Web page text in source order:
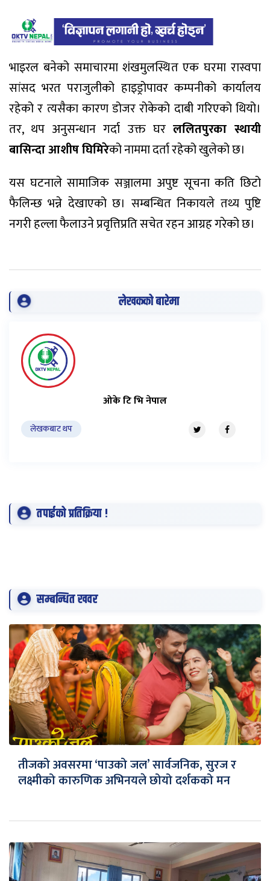
भाइरल बनेको समाचारमा शंखमुलस्थित एक घरमा रास्वपा
सांसद भरत पराजुलीको हाइड्रोपावर कम्पनीको कार्यालय
रहेको र त्यसैका कारण डोजर रोकेको दाबी गरिएको थियो।
तर, थप अनुसन्धान गर्दा उक्त घर ललितपुरका स्थायी
बासिन्दा आशीष घिमिरेको नाममा दर्ता रहेको खुलेको छ।
यस घटनाले सामाजिक सञ्जालमा अपुष्ट सूचना कति छिटो
फैलिन्छ भन्ने देखाएको छ। सम्बन्धित निकायले तथ्य पुष्टि
नगरी हल्ला फैलाउने प्रवृत्तिप्रति सचेत रहन आग्रह गरेको छ।
लेखकको बारेमा
ओके टि भि नेपाल
लेखकबाट थप
तपाईको प्रतिक्रिया !
सम्बन्धित खवर
तीजको अवसरमा ‘पाउको जल’ सार्वजनिक, सुरज र
लक्ष्मीको कारुणिक अभिनयले छोयो दर्शकको मन